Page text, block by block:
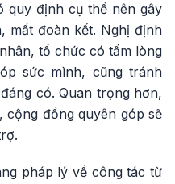
quy định cụ thể nên gây
mất đoàn kết. Nghị định
tổ chức có tấm lòng
sức mình, cũng tránh
có. Quan trọng hơn,
cộng đồng quyên góp sẽ
pháp lý về công tác từ